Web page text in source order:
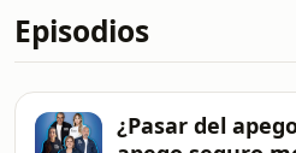
Episodios
¿Pasar del